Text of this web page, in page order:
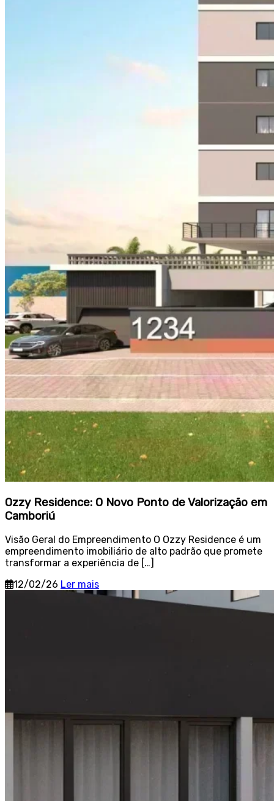
Ozzy Residence: O Novo Ponto de Valorização em
Camboriú
Visão Geral do Empreendimento O Ozzy Residence é um
empreendimento imobiliário de alto padrão que promete
transformar a experiência de […]
12/02/26 Ler mais